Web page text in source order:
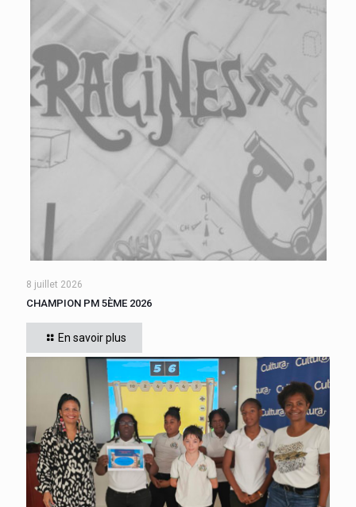
Cette année, tous les élèves de 5ème du collège se sont
affrontés. Six finalistes se sont disputé le titre de Champion
« Le compte est bon PM
8 juillet 2026
CHAMPION PM 5ÈME 2026
En savoir plus